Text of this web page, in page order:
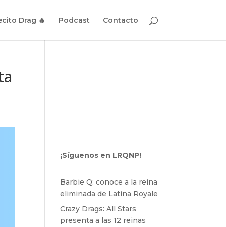
Drag 🔥 Podcast Contacto
¡Síguenos en LRQNP!
Barbie Q: conoce a la reina
eliminada de Latina Royale
Crazy Drags: All Stars
presenta a las 12 reinas